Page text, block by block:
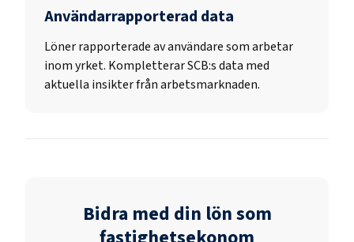
Användarrapporterad data
Löner rapporterade av användare som arbetar
inom yrket. Kompletterar SCB:s data med
aktuella insikter från arbetsmarknaden.
Bidra med din lön som